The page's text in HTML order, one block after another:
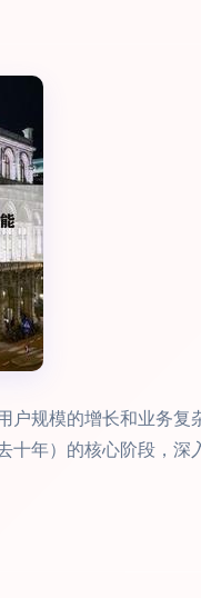
规模的增长和业务复
十年）的核心阶段，深